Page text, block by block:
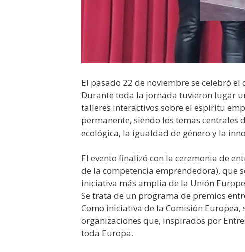
El pasado 22 de noviembre se celebró
Durante toda la jornada tuvieron lugar
talleres interactivos sobre el espíritu
permanente, siendo los temas
ecológica, la igualdad de género y la
El evento finalizó con la ceremonia de
de la competencia emprendedora), que
iniciativa más amplia de la Unión
Se trata de un programa de premios
Como iniciativa de la Comisión
organizaciones que, inspirados por
toda Europa.